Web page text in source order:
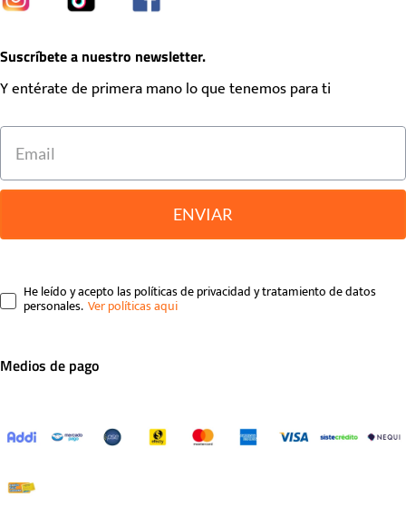
Suscríbete a nuestro newsletter.
Y entérate de primera mano lo que tenemos para ti
ENVIAR
He leído y acepto las políticas de privacidad y tratamiento de datos
personales.
Medios de pago